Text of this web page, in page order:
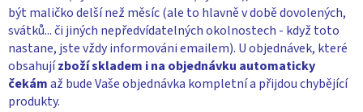
být maličko delší než měsíc (ale to hlavně v době dovolených,
svátků... či jiných nepředvídatelných okolnostech - když toto
nastane, jste vždy informováni emailem). U objednávek, které
obsahujízboží skladem i na objednávku automaticky
čekámaž bude Vaše objednávka kompletní a přijdou chybějící
produkty.